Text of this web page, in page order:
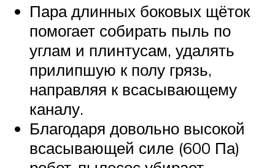
Пара длинных боковых щёток
помогает собирать пыль по
углам и плинтусам, удалять
прилипшую к полу грязь,
направляя к всасывающему
каналу.
Благодаря довольно высокой
всасывающей силе (600 Па)